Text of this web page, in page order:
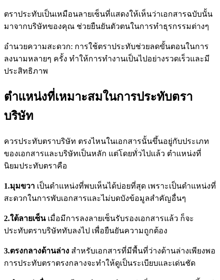
ตราประทับเป็นเหมือนลายเซ็นที่แสดงให้เห็นว่าเอกสารฉบับนั้น
มาจากบริษัทของคุณ ช่วยยืนยันตัวตนในการทำธุรกรรมต่างๆ
อำนวยความสะดวก: การใช้ตราประทับช่วยลดขั้นตอนในการ
ลงนามหลายๆ ครั้ง ทำให้การทำงานเป็นไปอย่างรวดเร็วและมี
ประสิทธิภาพ
ตำแหน่งที่เหมาะสมในการประทับตรา
บริษัท
ควรประทับตราบริษัท ตรงไหนในเอกสารนั้นขึ้นอยู่กับประเภท
ของเอกสารและบริษัทเป็นหลัก แต่โดยทั่วไปแล้ว ตำแหน่งที่
นิยมประทับตราคือ
1.มุมขวา เป็นตำแหน่งที่พบเห็นได้บ่อยที่สุด เพราะเป็นตำแหน่งที่
สะดวกในการพับเอกสารและไม่บดบังข้อมูลสำคัญอื่นๆ
2.ใต้ลายเซ็นเมื่อมีการลงลายเซ็นรับรองเอกสารแล้ว ก็จะ
ประทับตราบริษัททับลงไป เพื่อยืนยันความถูกต้อง
3.ตรงกลางด้านล่าง สำหรับเอกสารที่มีพื้นที่ว่างด้านล่างเพียงพอ
การประทับตราตรงกลางจะทำให้ดูเป็นระเบียบและเด่นชัด